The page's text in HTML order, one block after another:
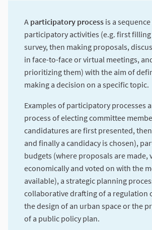
A participatory process is a
participatory activities (e.g. first filling
survey, then making proposals,
in face-to-face or virtual meetings,
prioritizing them) with the aim of
making a decision on a specific topic.
Examples of participatory processes
process of electing committee
candidatures are first presented,
and finally a candidacy is chosen),
budgets (where proposals are made,
economically and voted on with the
available), a strategic planning
collaborative drafting of a regulation
the design of an urban space or the
of a public policy plan.